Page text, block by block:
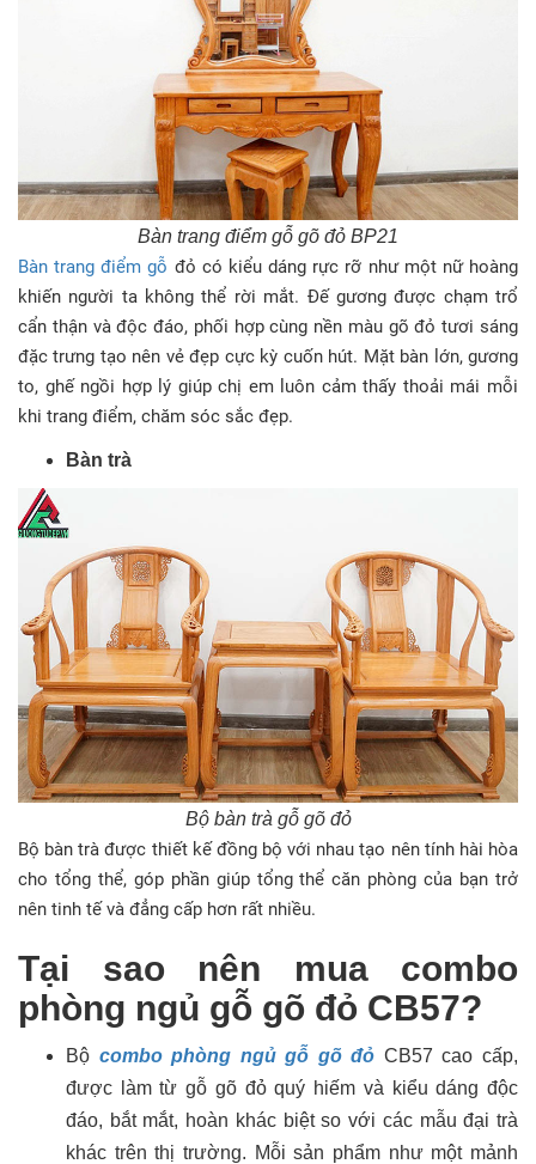
Bàn trang điểm gỗ gõ đỏ BP21
Bàn trang điểm gỗ đỏ có kiểu dáng rực rỡ như một nữ hoàng
khiến người ta không thể rời mắt. Đế gương được chạm trổ
cẩn thận và độc đáo, phối hợp cùng nền màu gõ đỏ tươi sáng
đặc trưng tạo nên vẻ đẹp cực kỳ cuốn hút. Mặt bàn lớn, gương
to, ghế ngồi hợp lý giúp chị em luôn cảm thấy thoải mái mỗi
khi trang điểm, chăm sóc sắc đẹp.
Bàn trà
Bộ bàn trà gỗ gõ đỏ
Bộ bàn trà được thiết kế đồng bộ với nhau tạo nên tính hài hòa
cho tổng thể, góp phần giúp tổng thể căn phòng của bạn trở
nên tinh tế và đẳng cấp hơn rất nhiều.
Tại sao nên mua combo
phòng ngủ gỗ gõ đỏ CB57?
Bộ combo phòng ngủ gỗ gõ đỏ CB57 cao cấp,
được làm từ gỗ gõ đỏ quý hiếm và kiểu dáng độc
đáo, bắt mắt, hoàn khác biệt so với các mẫu đại trà
khác trên thị trường. Mỗi sản phẩm như một mảnh